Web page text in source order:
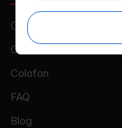
Contact
Over ons
Colofon
FAQ
Blog